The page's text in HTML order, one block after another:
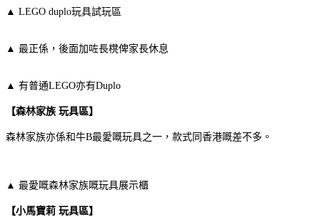
▲ LEGO duplo玩具試玩區
▲ 最正係，後面加咗長櫈俾家長休息
▲ 有普通LEGO亦有Duplo
【森林家族 玩具區】
森林家族亦係和牛B最愛嘅玩具之一，款式同香港嘅差不多。
▲ 最愛嘅森林家族嘅玩具展示櫃
【小馬寶莉 玩具區】